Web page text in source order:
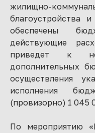
жилищно-
благоустройства
обеспечены
действующие
приведет к
дополнительных
осуществления
исполнения
(провизорно) 1 045
По мероприятию